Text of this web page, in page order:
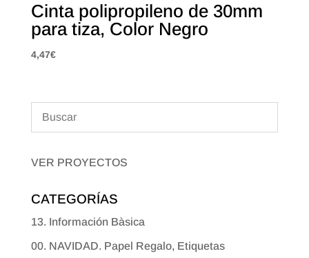
Cinta polipropileno de 30mm
para tiza, Color Negro
4,47€
VER PROYECTOS
CATEGORÍAS
13. Información Bàsica
00. NAVIDAD. Papel Regalo, Etiquetas